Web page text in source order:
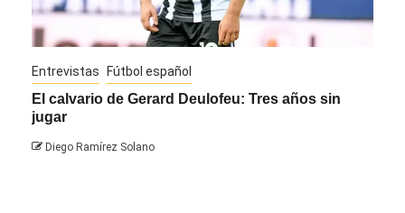
Entrevistas Fútbol español
El calvario de Gerard Deulofeu: Tres años sin
jugar
Diego Ramírez Solano